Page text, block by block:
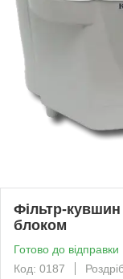
Фільтр-
блоком
Готово до відправки
Код: 0187